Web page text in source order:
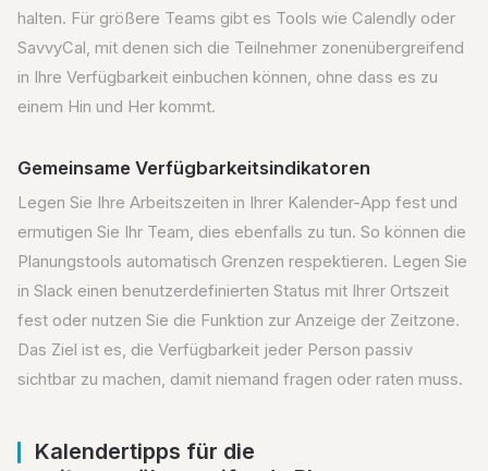
halten. Für größere Teams gibt es Tools wie Calendly oder
SavvyCal, mit denen sich die Teilnehmer zonenübergreifend
in Ihre Verfügbarkeit einbuchen können, ohne dass es zu
einem Hin und Her kommt.
Gemeinsame Verfügbarkeitsindikatoren
Legen Sie Ihre Arbeitszeiten in Ihrer Kalender-App fest und
ermutigen Sie Ihr Team, dies ebenfalls zu tun. So können die
Planungstools automatisch Grenzen respektieren. Legen Sie
in Slack einen benutzerdefinierten Status mit Ihrer Ortszeit
fest oder nutzen Sie die Funktion zur Anzeige der Zeitzone.
Das Ziel ist es, die Verfügbarkeit jeder Person passiv
sichtbar zu machen, damit niemand fragen oder raten muss.
Kalendertipps für die